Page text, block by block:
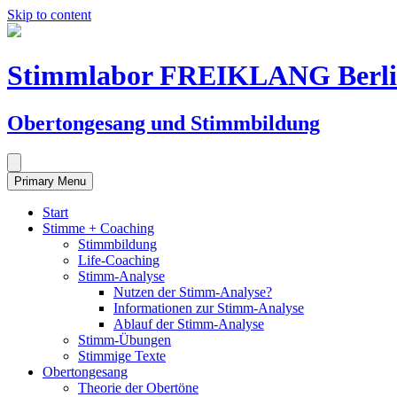
Skip to content
Stimmlabor FREIKLANG
Obertongesang und Stimmbildung
Primary Menu
Start
Stimme + Coaching
Stimmbildung
Life-Coaching
Stimm-Analyse
Nutzen der Stimm-Analyse?
Informationen zur Stimm-Analyse
Ablauf der Stimm-Analyse
Stimm-Übungen
Stimmige Texte
Obertongesang
Theorie der Obertöne